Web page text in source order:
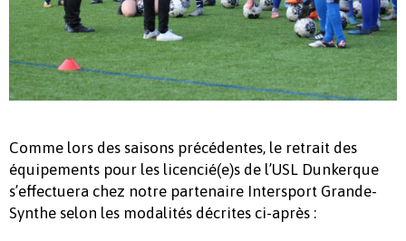
Comme lors des saisons précédentes, le retrait des
équipements pour les licencié(e)s de l’USL Dunkerque
s’effectuera chez notre partenaire Intersport Grande-
Synthe selon les modalités décrites ci-après :